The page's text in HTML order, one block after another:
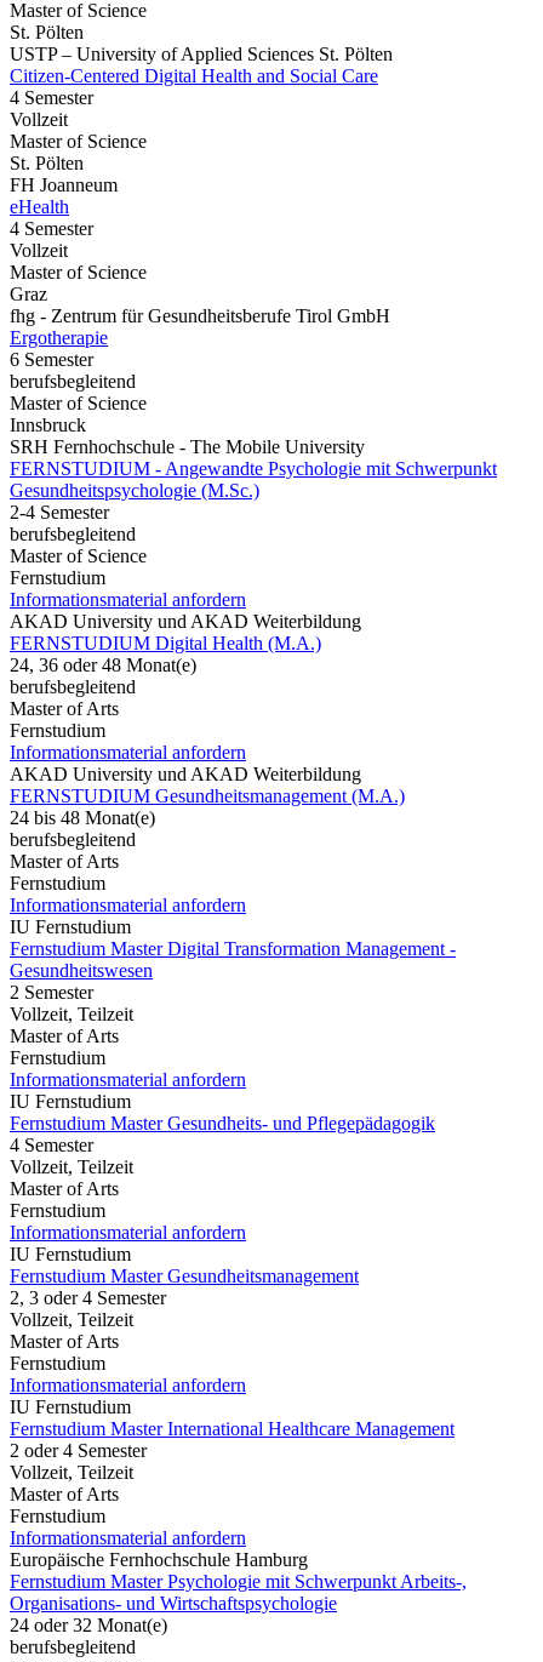
Master of Science
St. Pölten
USTP – University of Applied Sciences St. Pölten
Citizen-Centered Digital Health and Social Care
4 Semester
Vollzeit
Master of Science
St. Pölten
FH Joanneum
eHealth
4 Semester
Vollzeit
Master of Science
Graz
fhg - Zentrum für Gesundheitsberufe Tirol GmbH
Ergotherapie
6 Semester
berufsbegleitend
Master of Science
Innsbruck
SRH Fernhochschule - The Mobile University
FERNSTUDIUM - Angewandte Psychologie mit Schwerpunkt
Gesundheits­psychologie (M.Sc.)
2-4 Semester
berufsbegleitend
Master of Science
Fernstudium
Informationsmaterial anfordern
AKAD University und AKAD Weiterbildung
FERNSTUDIUM Digital Health (M.A.)
24, 36 oder 48 Monat(e)
berufsbegleitend
Master of Arts
Fernstudium
Informationsmaterial anfordern
AKAD University und AKAD Weiterbildung
FERNSTUDIUM Gesundheitsmanagement (M.A.)
24 bis 48 Monat(e)
berufsbegleitend
Master of Arts
Fernstudium
Informationsmaterial anfordern
IU Fernstudium
Fernstudium Master Digital Transformation Management -
Gesundheitswesen
2 Semester
Vollzeit, Teilzeit
Master of Arts
Fernstudium
Informationsmaterial anfordern
IU Fernstudium
Fernstudium Master Gesundheits- und Pflegepädagogik
4 Semester
Vollzeit, Teilzeit
Master of Arts
Fernstudium
Informationsmaterial anfordern
IU Fernstudium
Fernstudium Master Gesundheitsmanagement
2, 3 oder 4 Semester
Vollzeit, Teilzeit
Master of Arts
Fernstudium
Informationsmaterial anfordern
IU Fernstudium
Fernstudium Master International Healthcare Management
2 oder 4 Semester
Vollzeit, Teilzeit
Master of Arts
Fernstudium
Informationsmaterial anfordern
Europäische Fernhochschule Hamburg
Fernstudium Master Psychologie mit Schwerpunkt Arbeits-,
Organisations- und Wirtschaftspsychologie
24 oder 32 Monat(e)
berufsbegleitend